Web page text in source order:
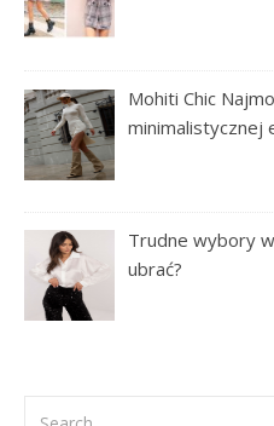
Mohiti Chic
minimalistycznej
Trudne wybory
ubrać?